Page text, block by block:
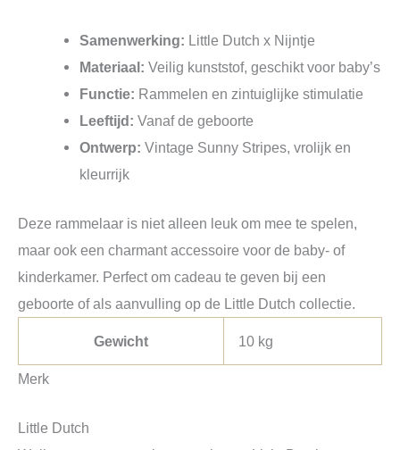
Samenwerking: Little Dutch x Nijntje
Materiaal: Veilig kunststof, geschikt voor baby’s
Functie: Rammelen en zintuiglijke stimulatie
Leeftijd: Vanaf de geboorte
Ontwerp: Vintage Sunny Stripes, vrolijk en
kleurrijk
Deze rammelaar is niet alleen leuk om mee te spelen,
maar ook een charmant accessoire voor de baby- of
kinderkamer. Perfect om cadeau te geven bij een
geboorte of als aanvulling op de Little Dutch collectie.
Gewicht 10 kg
Merk
Little Dutch